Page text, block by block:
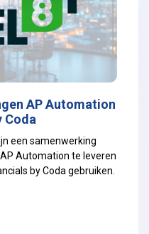
AP Automation
Coda
een samenwerking
Automation te leveren
by Coda gebruiken.